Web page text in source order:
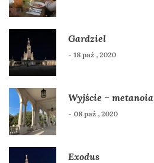
Gardziel
- 18 paź , 2020
Wyjście – metanoia
- 08 paź , 2020
Exodus